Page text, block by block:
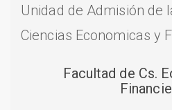
Unidad de Admisión de
Ciencias Economicas y
Facultad de Cs.